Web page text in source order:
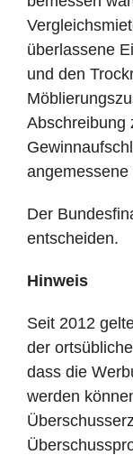
überlassene
und den
Abschreibung
angemessene
Der
entscheiden.
Hinweis
Seit 2012
der
dass die
werden